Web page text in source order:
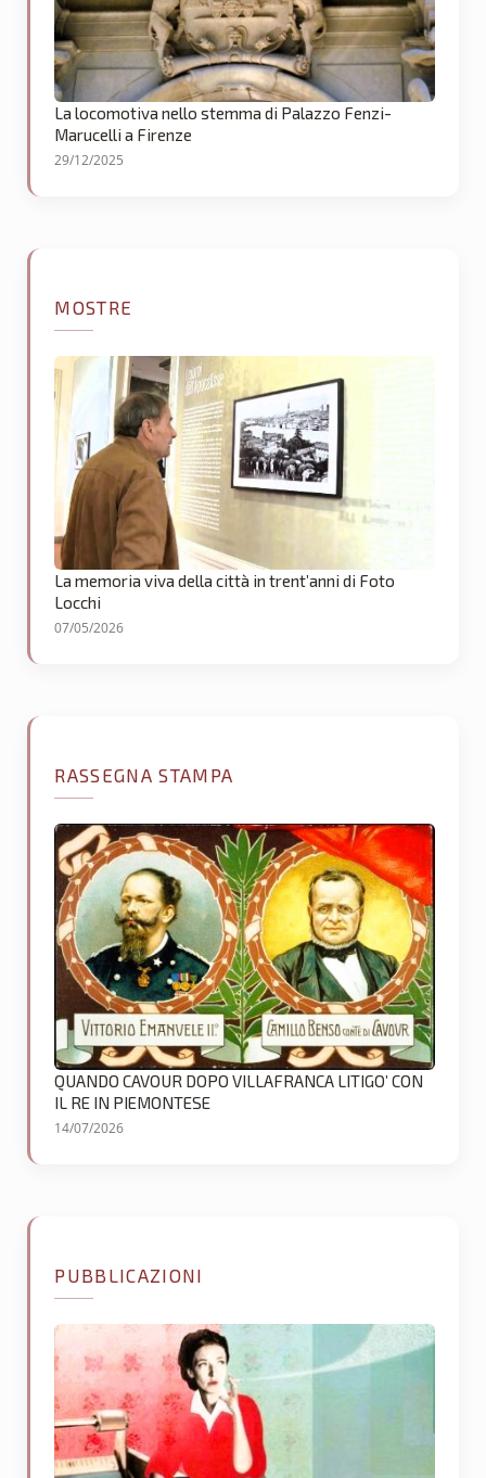
La locomotiva nello stemma di Palazzo Fenzi-
Marucelli a Firenze
29/12/2025
MOSTRE
La memoria viva della città in trent’anni di Foto
Locchi
07/05/2026
RASSEGNA STAMPA
QUANDO CAVOUR DOPO VILLAFRANCA LITIGO’ CON
IL RE IN PIEMONTESE
14/07/2026
PUBBLICAZIONI